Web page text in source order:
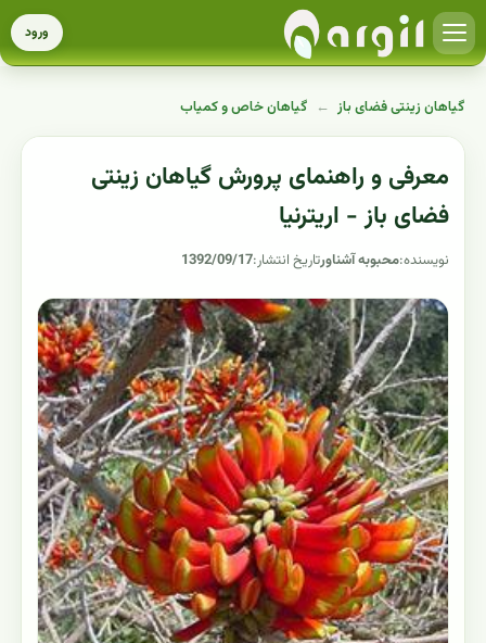
ورود
گیاهان زینتی فضای باز ← گیاهان خاص و کمیاب
معرفی و راهنمای پرورش گیاهان زینتی
فضای باز - اریترنیا
نویسنده:محبوبه آشناورتاریخ انتشار:1392/09/17